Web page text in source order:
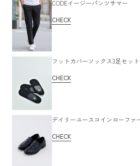
CODEイージーパンツサマー
CHECK
フットカバーソックス3足セット
CHECK
デイリーユースコインローファ
CHECK